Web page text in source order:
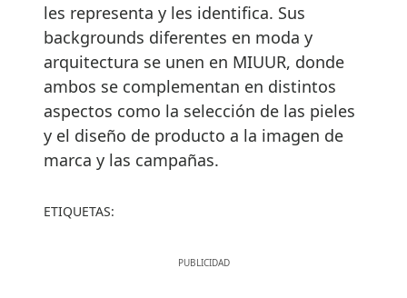
les representa y les identifica. Sus
backgrounds diferentes en moda y
arquitectura se unen en MIUUR, donde
ambos se complementan en distintos
aspectos como la selección de las pieles
y el diseño de producto a la imagen de
marca y las campañas.
ETIQUETAS: